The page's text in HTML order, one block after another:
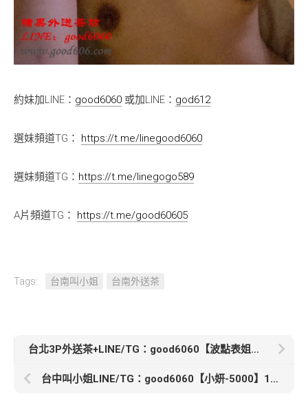
約妹加LINE： good6060 或加LINE： god612
選妹頻道TG： https://t.me/linegood6060
選妹頻道TG： https://t.me/linegogo589
A片頻道TG： https://t.me/good60605
Tags: 台南叫小姐 台南外送茶
台北3P外送茶+LINE/TG：good6060【波點表姐妮可161. B.23.44 灰色表妹咘咘163. C.22.46】可3P也可單約
台中叫小姐LINE/TG：good6060【小妍-5000】165cm 46kg C奶 23歲白皙氣質靚麗 水蜜唇超誘惑der